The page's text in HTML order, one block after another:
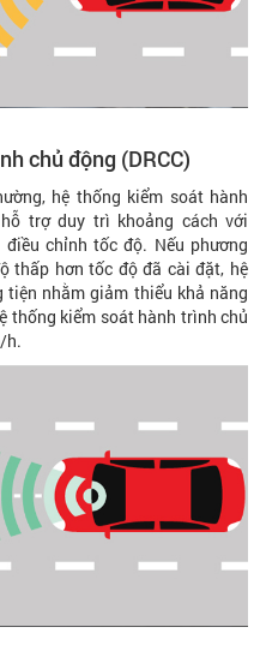
chủ động (DRCC)
hệ thống kiểm soát hành
trợ duy trì khoảng cách với
chỉnh tốc độ. Nếu phương
thấp hơn tốc độ đã cài đặt, hệ
nhằm giảm thiểu khả năng
thống kiểm soát hành trình chủ
h.